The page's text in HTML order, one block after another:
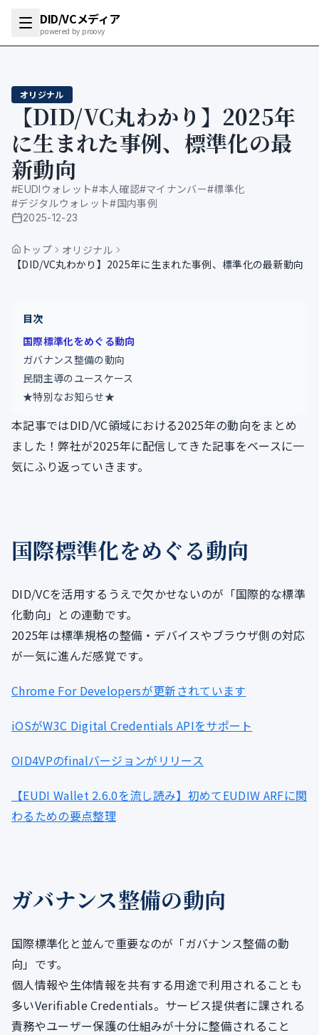
DID/VCメディア
powered by proovy
オリジナル
【DID/VC丸わかり】2025年
に生まれた事例、標準化の最
新動向
#EUDIウォレット#本人確認#マイナンバー#標準化
#デジタルウォレット#国内事例
公開日
2025-12-23
トップ
オリジナル
【DID/VC丸わかり】2025年に生まれた事例、標準化の最新動向
目次
国際標準化をめぐる動向
ガバナンス整備の動向
民間主導のユースケース
★特別なお知らせ★
本記事ではDID/VC領域における2025年の動向をまとめ
ました！弊社が2025年に配信してきた記事をベースに一
気にふり返っていきます。
国際標準化をめぐる動向
DID/VCを活用するうえで欠かせないのが「国際的な標準
化動向」との連動です。
2025年は標準規格の整備・デバイスやブラウザ側の対応
が一気に進んだ感覚です。
Chrome For Developersが更新されています
iOSがW3C Digital Credentials APIをサポート
OID4VPのfinalバージョンがリリース
【EUDI Wallet 2.6.0を流し読み】初めてEUDIW ARFに関
わるための要点整理
ガバナンス整備の動向
国際標準化と並んで重要なのが「ガバナンス整備の動
向」です。
個人情報や生体情報を共有する用途で利用されることも
多いVerifiable Credentials。サービス提供者に課される
責務やユーザー保護の仕組みが十分に整備されること